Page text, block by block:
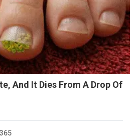
And It Dies From A Drop Of
365